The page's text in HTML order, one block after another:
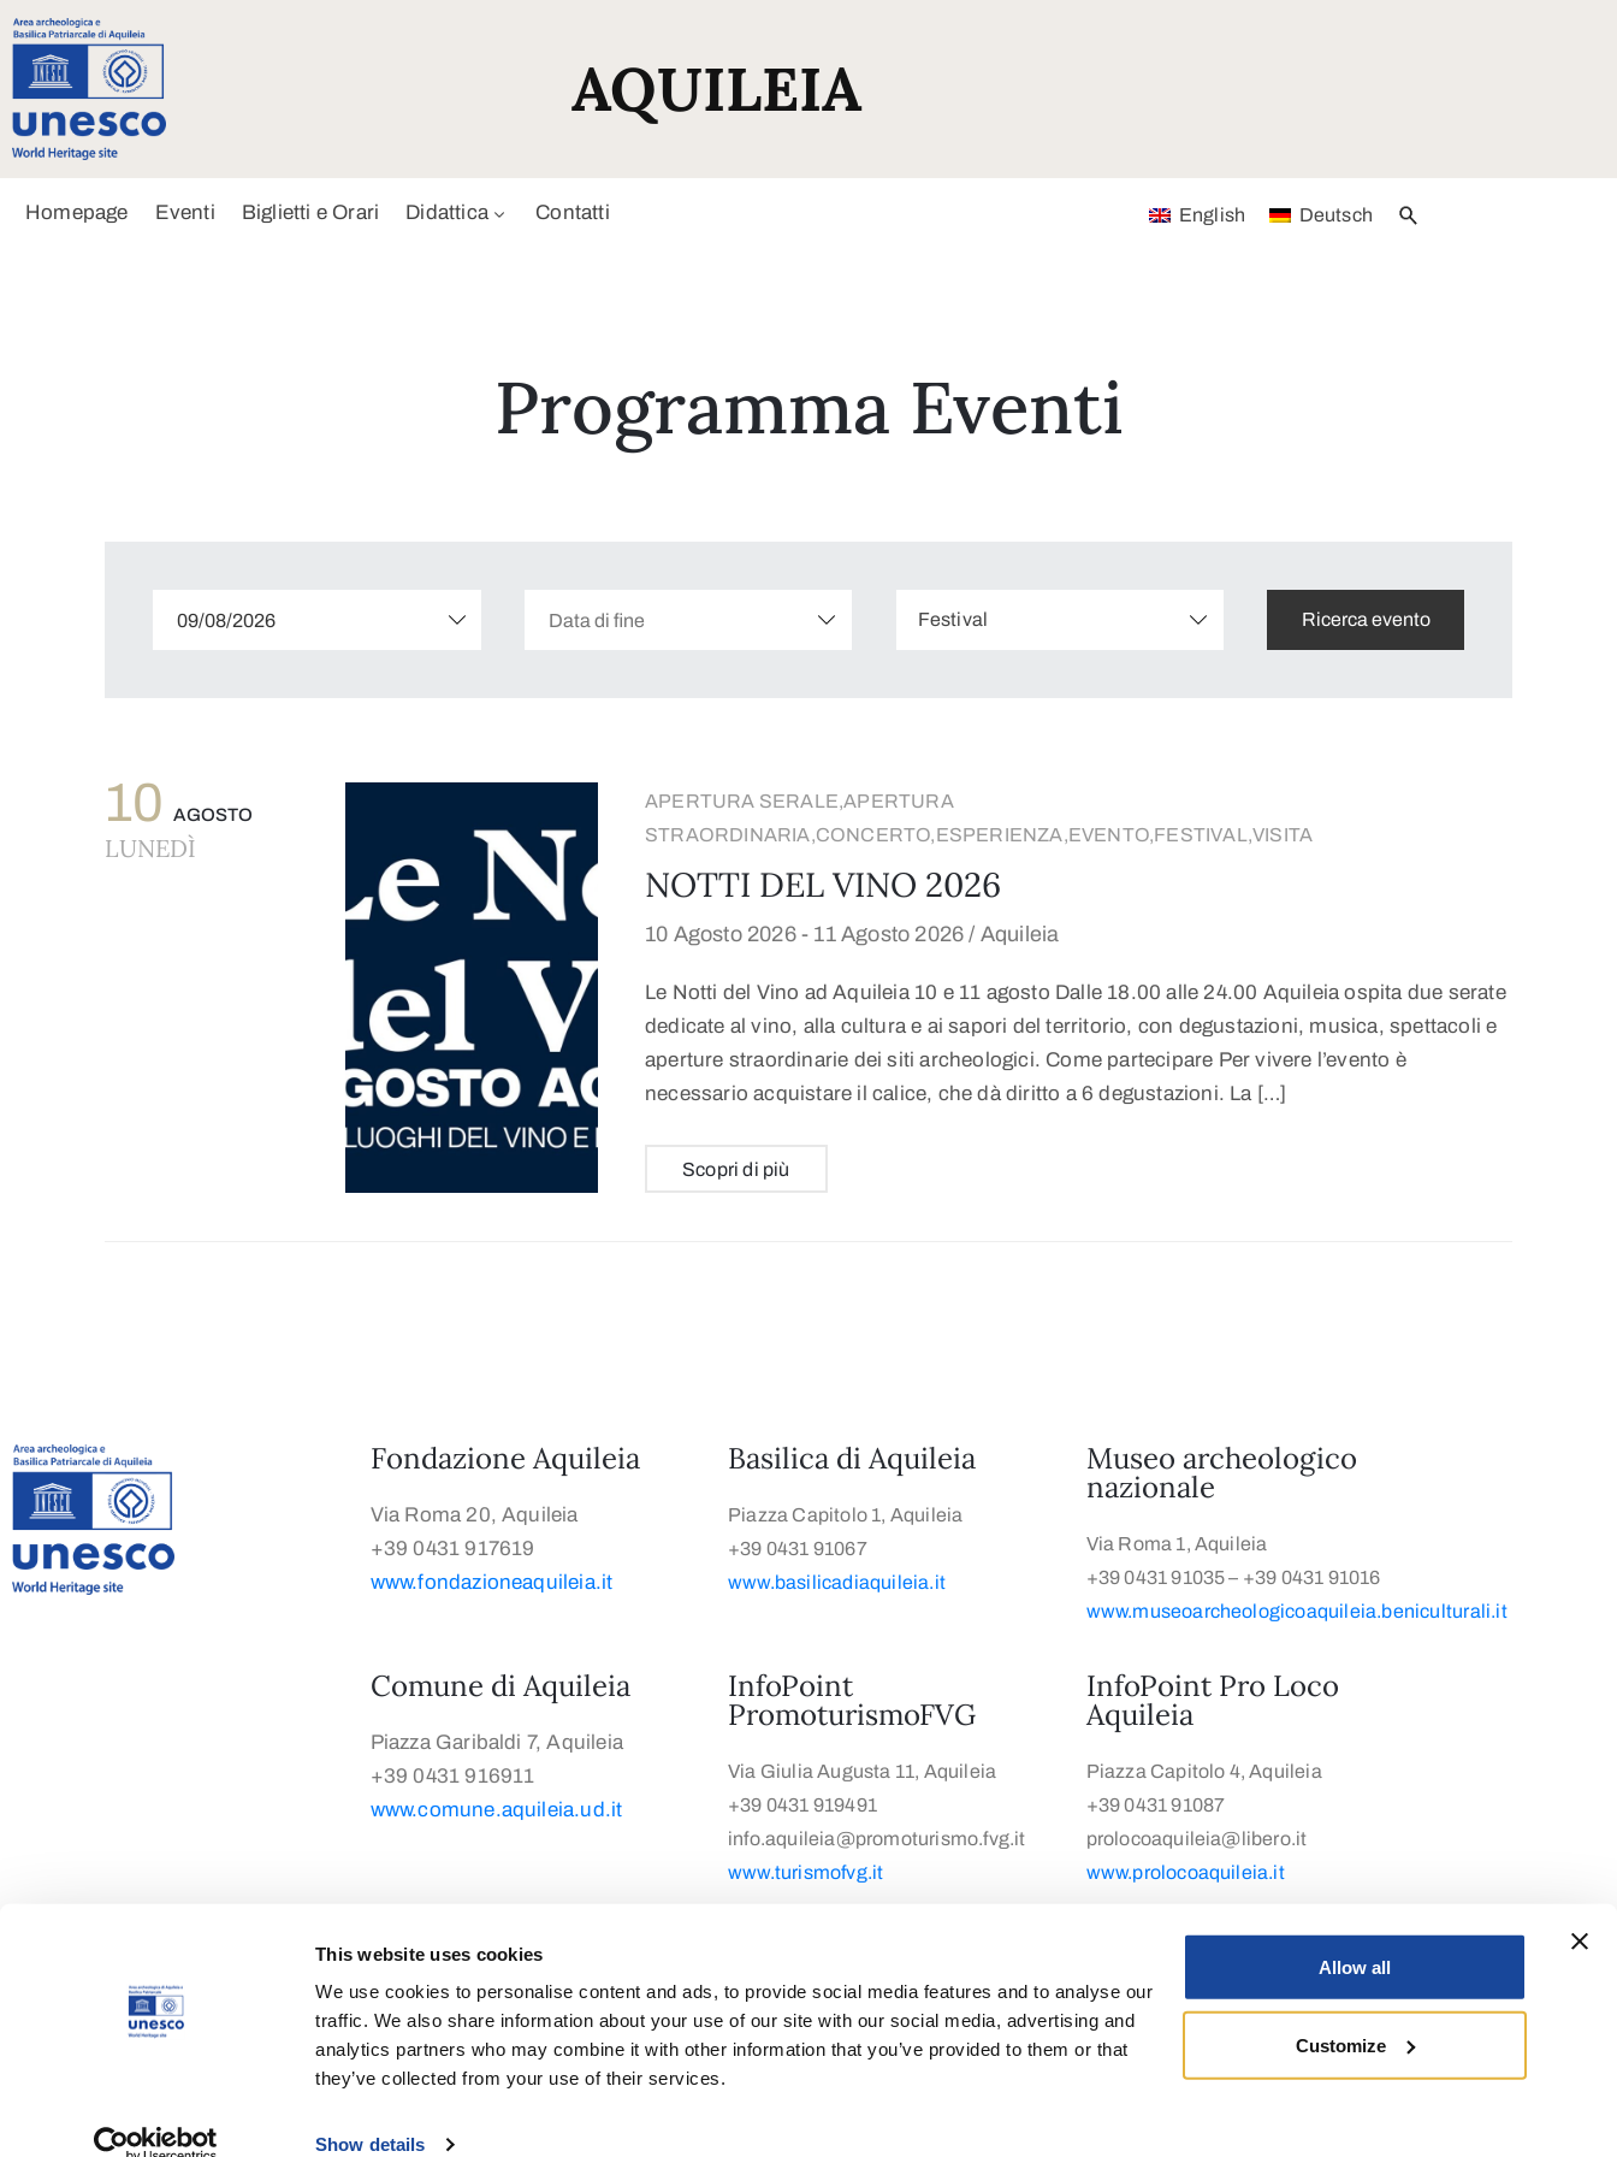
This website uses cookies
We use cookies to personalise content and ads, to provide social media features and to analyse our
traffic. We also share information about your use of our site with our social media, advertising and
analytics partners who may combine it with other information that you’ve provided to them or that
they’ve collected from your use of their services.
Show details
Allow all
Customize
AQUILEIA
Homepage Eventi Biglietti e Orari Didattica Contatti English Deutsch
Programma Eventi
Festival
10 AGOSTO
LUNEDÌ
APERTURA SERALE,APERTURA
STRAORDINARIA,CONCERTO,ESPERIENZA,EVENTO,FESTIVAL,VISITA
NOTTI DEL VINO 2026
10 Agosto 2026 - 11 Agosto 2026 / Aquileia
Le Notti del Vino ad Aquileia 10 e 11 agosto Dalle 18.00 alle 24.00 Aquileia ospita due serate
dedicate al vino, alla cultura e ai sapori del territorio, con degustazioni, musica, spettacoli e
aperture straordinarie dei siti archeologici. Come partecipare Per vivere l’evento è
necessario acquistare il calice, che dà diritto a 6 degustazioni. La […]
Scopri di più
Fondazione Aquileia
Via Roma 20, Aquileia
+39 0431 917619
www.fondazioneaquileia.it
Basilica di Aquileia
Piazza Capitolo 1, Aquileia
+39 0431 91067
www.basilicadiaquileia.it
Museo archeologico
nazionale
Via Roma 1, Aquileia
+39 0431 91035 – +39 0431 91016
www.museoarcheologicoaquileia.beniculturali.it
Comune di Aquileia
Piazza Garibaldi 7, Aquileia
+39 0431 916911
www.comune.aquileia.ud.it
InfoPoint
PromoturismoFVG
Via Giulia Augusta 11, Aquileia
+39 0431 919491
info.aquileia@promoturismo.fvg.it
www.turismofvg.it
InfoPoint Pro Loco
Aquileia
Piazza Capitolo 4, Aquileia
+39 0431 91087
prolocoaquileia@libero.it
www.prolocoaquileia.it
Aquileia © 2023 – All Rights Reserved